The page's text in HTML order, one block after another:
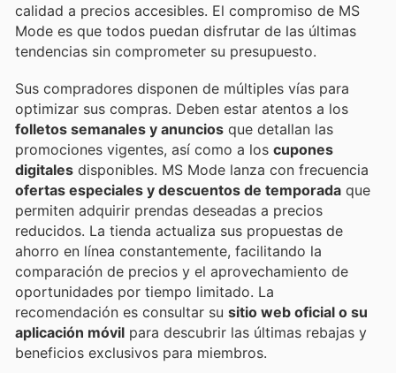
calidad a precios accesibles. El compromiso de MS
Mode es que todos puedan disfrutar de las últimas
tendencias sin comprometer su presupuesto.
Sus compradores disponen de múltiples vías para
optimizar sus compras. Deben estar atentos a los
folletos semanales y anuncios que detallan las
promociones vigentes, así como a los cupones
digitales disponibles. MS Mode lanza con frecuencia
ofertas especiales y descuentos de temporada que
permiten adquirir prendas deseadas a precios
reducidos. La tienda actualiza sus propuestas de
ahorro en línea constantemente, facilitando la
comparación de precios y el aprovechamiento de
oportunidades por tiempo limitado. La
recomendación es consultar su sitio web oficial o su
aplicación móvil para descubrir las últimas rebajas y
beneficios exclusivos para miembros.